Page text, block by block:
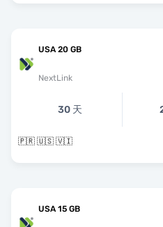
USA 20 GB
NextLink
30 天
🇵🇷 🇺🇸 🇻🇮
USA 15 GB